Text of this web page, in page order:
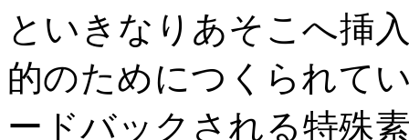
といきなりあそこへ挿
的のためにつくられて
ードバックされる特殊